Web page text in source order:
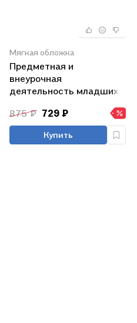
Мягкая обложка
Предметная и
внеурочная
деятельность младших
875 ₽ 729 ₽
Купить